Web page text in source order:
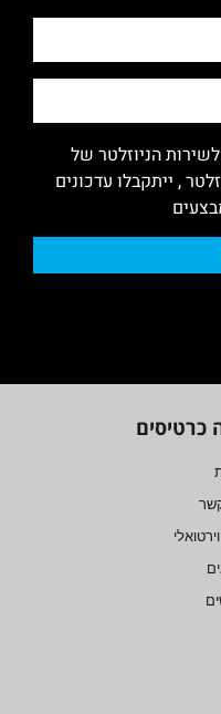
הניוזלטר של
, ייתקבלו עדכונים
כרטיסים